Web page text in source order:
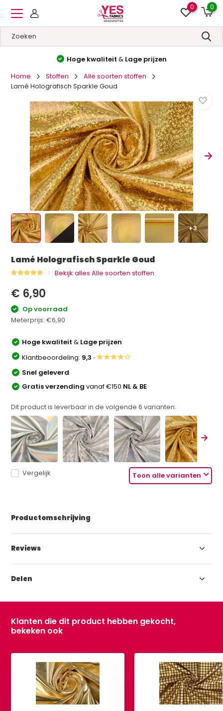
0 0
Hoge kwaliteit & Lage prijzen
Home
Stoffen
Alle soorten stoffen
Lamé Holografisch Sparkle Goud
+3
Lamé Holografisch Sparkle Goud
Bekijk alles Alle soorten stoffen
€ 6,90
Op voorraad
Meterprijs:€6,90
Hoge kwaliteit& Lage prijzen
Klantbeoordeling: 9,3 ·★★★★☆
Snel geleverd
Gratis verzendingvanaf €150 NL & BE
Dit product is leverbaar in de volgende6 varianten:
Toon alle varianten
Vergelijk
Productomschrijving
Reviews
Delen
Klanten die dit product hebben gekocht,
bekeken ook